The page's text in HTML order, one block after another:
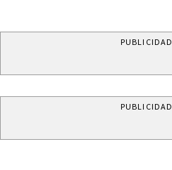
PUBLICIDAD
PUBLICIDAD